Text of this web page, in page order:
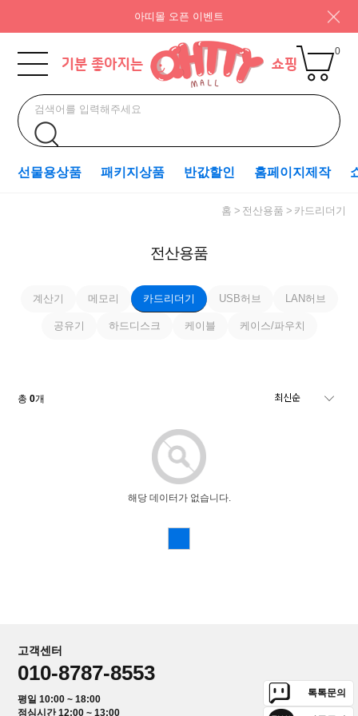
아띠몰 오픈 이벤트
0
선물용상품 패키지상품 반값할인 홈페이지제작
홈 전산용품 카드리더기
전산용품
계산기 메모리 카드리더기 USB허브 LAN허브
공유기 하드디스크 케이블 케이스/파우치
총0개
해당 데이터가 없습니다.
고객센터
010-8787-8553
평일 10:00 ~ 18:00
점심시간 12:00 ~ 13:00
톡톡문의